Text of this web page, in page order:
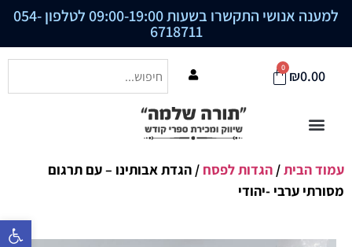
פתח סרגל
למענה אנושי התקשרו בשעות 09:00-19:00 לטלפון 054-
6718711
₪0.00
0
עמוד הבית/ הגדות לפסח / הגדת אבותינו – עם תרגום
מסורתי ערבי -יהודי